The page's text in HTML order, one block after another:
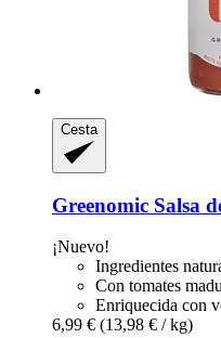
Cesta
Greenomic Salsa
¡Nuevo!
Ingredientes
Con tomates
Enriquecida con
6,99 € (13,98 € / kg)